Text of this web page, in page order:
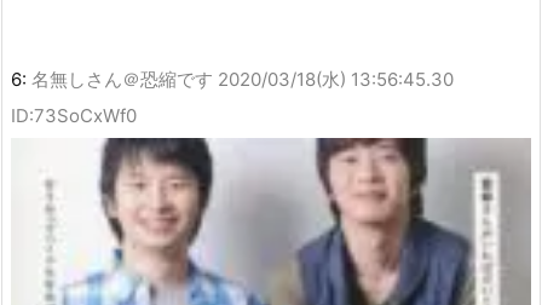
6: 名無しさん＠恐縮です 2020/03/18(水) 13:56:45.30
ID:73SoCxWf0